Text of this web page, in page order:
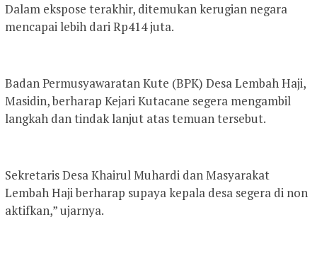
Dalam ekspose terakhir, ditemukan kerugian negara
mencapai lebih dari Rp414 juta.
Badan Permusyawaratan Kute (BPK) Desa Lembah Haji,
Masidin, berharap Kejari Kutacane segera mengambil
langkah dan tindak lanjut atas temuan tersebut.
Sekretaris Desa Khairul Muhardi dan Masyarakat
Lembah Haji berharap supaya kepala desa segera di non
aktifkan,” ujarnya.